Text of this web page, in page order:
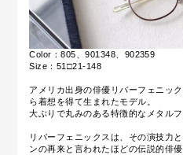
Color：805、901348、902359
Size：51□21-148
アメリカ出身の俳優リバーフェニッ
ら着想を得て生まれたモデル。
大ぶりで丸みのある特徴的なメタルフ
リバーフェニックスは、その演技力
ンの再来と言われたほどの伝説的俳優